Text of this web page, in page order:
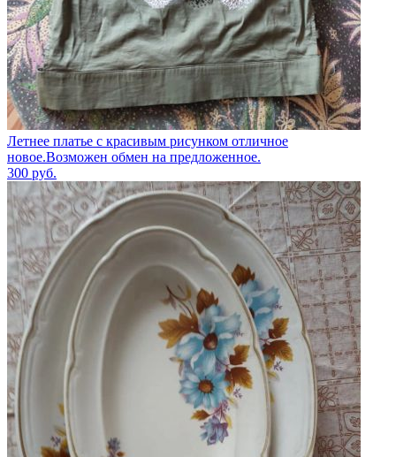
Летнее платье с красивым рисунком отличное
новое.Возможен обмен на предложенное.
300 руб.